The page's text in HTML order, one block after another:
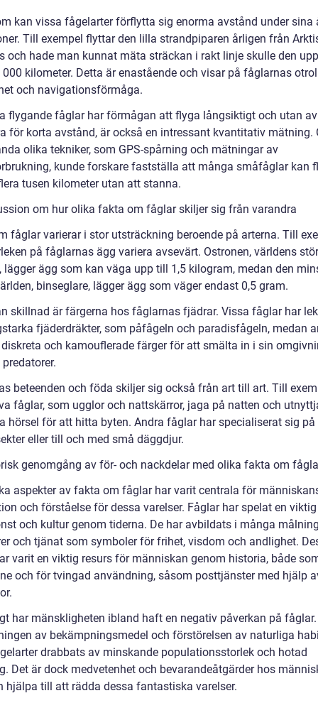
kan vissa fågelarter förflytta sig enorma avstånd under sina
Till exempel flyttar den lilla strandpiparen årligen från
och hade man kunnat mäta sträckan i rakt linje skulle den
kilometer. Detta är enastående och visar på fåglarnas
och navigationsförmåga.
flygande fåglar har förmågan att flyga långsiktigt och utan
för korta avstånd, är också en intressant kvantitativ mätning.
olika tekniker, som GPS-spårning och mätningar av
kunde forskare fastställa att många småfåglar kan
tusen kilometer utan att stanna.
om hur olika fakta om fåglar skiljer sig från varandra
fåglar varierar i stor utsträckning beroende på arterna. Till
på fåglarnas ägg variera avsevärt. Ostronen, världens
lägger ägg som kan väga upp till 1,5 kilogram, medan den
binseglare, lägger ägg som väger endast 0,5 gram.
skillnad är färgerna hos fåglarnas fjädrar. Vissa fåglar har
fjäderdräkter, som påfågeln och paradisfågeln, medan
och kamouflerade färger för att smälta in i sin
beteenden och föda skiljer sig också från art till art. Till
fåglar, som ugglor och nattskärror, jaga på natten och
hörsel för att hitta byten. Andra fåglar har specialiserat sig
eller till och med små däggdjur.
genomgång av för- och nackdelar med olika fakta om
aspekter av fakta om fåglar har varit centrala för
och förståelse för dessa varelser. Fåglar har spelat en
och kultur genom tiderna. De har avbildats i många
och tjänat som symboler för frihet, visdom och andlighet.
varit en viktig resurs för människan genom historia, både
och för tvingad användning, såsom posttjänster med hjälp
har mänskligheten ibland haft en negativ påverkan på
av bekämpningsmedel och förstörelsen av naturliga
drabbats av minskande populationsstorlek och hotad
Det är dock medvetenhet och bevarandeåtgärder hos
hjälpa till att rädda dessa fantastiska varelser.